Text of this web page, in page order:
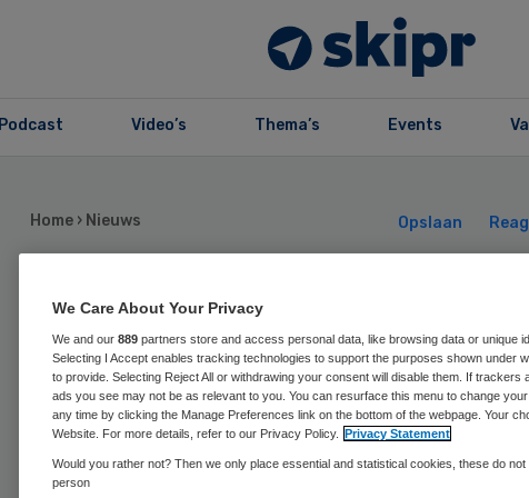
Podcast Video’s Thema’s Events
Home › Nieuws Opslaan
Spaarne
lastig
tijdens top
We Care About Your Privacy
We and our 889 partners store and access personal data, like browsing data or unique
Selecting I Accept enables tracking technologies to support the purposes shown under
to provide. Selecting Reject All or withdrawing your consent will disable them. If trackers
ads you see may not be as relevant to you. You can resurface this menu to change
any time by clicking the Manage Preferences link on the bottom of the webpage. Your
Website. For more details, refer to our Privacy Policy. Privacy Statement
Would you rather not? Then we only place essential and statistical cookies, these do
person